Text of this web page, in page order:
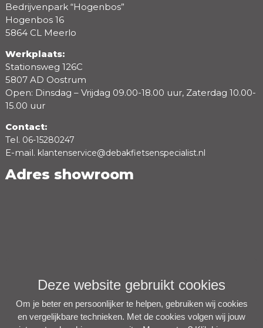
Beoordeling
Bedrijvenpark “Hogenbos”
Hogenbos 16
5864 CL Meerlo
Werkplaats:
Stationsweg 126C
5807 AD Oostrum
Open: Dinsdag – Vrijdag 09.00-18.00 uur, Zaterdag 10.00-
15.00 uur
Contact:
Tel. 06-15280247
E-mail. klantenservice@debakfietsenspecialist.nl
Adres showroom
Deze website gebruikt cookies
Om je beter en persoonlijker te helpen, gebruiken wij cookies
en vergelijkbare technieken. Met de cookies volgen wij jouw